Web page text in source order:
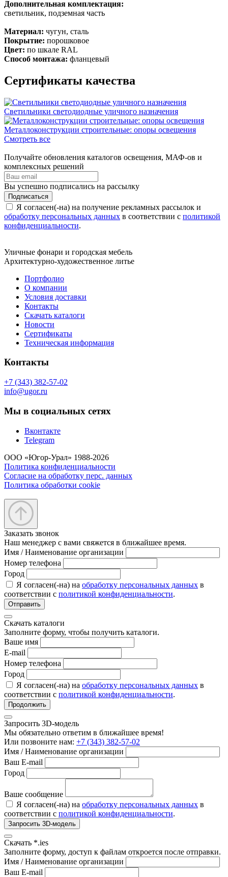
Дополнительная комплектация:
светильник, подземная часть
Материал: чугун, сталь
Покрытие: порошковое
Цвет: по шкале RAL
Способ монтажа: фланцевый
Сертификаты качества
Светильники светодиодные уличного назначения
Металлоконструкции строительные: опоры освещения
Смотреть все
Получайте обновления каталогов освещения, МАФ-ов и
комплексных решений
Вы успешно подписались на рассылку
Подписаться
Я согласен(-на) на получение рекламных рассылок и
обработку персональных данных в соответствии с политикой
конфиденциальности.
Уличные фонари и городская мебель
Архитектурно-художественное литье
Портфолио
О компании
Условия доставки
Контакты
Скачать каталоги
Новости
Сертификаты
Техническая информация
Контакты
+7 (343) 382-57-02
info@ugor.ru
Мы в социальных сетях
Вконтакте
Telegram
ООО «Югор-Урал» 1988-2026
Политика конфиденциальности
Согласие на обработку перс. данных
Политика обработки cookie
Заказать звонок
Наш менеджер с вами свяжется в ближайшее время.
Имя / Наименование организации
Номер телефона
Город
Я согласен(-на) на обработку персональных данных в
соответствии с политикой конфиденциальности.
Отправить
Скачать каталоги
Заполните форму, чтобы получить каталоги.
Ваше имя
E-mail
Номер телефона
Город
Я согласен(-на) на обработку персональных данных в
соответствии с политикой конфиденциальности.
Продолжить
Запросить 3D-модель
Мы обязательно ответим в ближайшее время!
Или позвоните нам: +7 (343) 382-57-02
Имя / Наименование организации
Ваш E-mail
Город
Ваше сообщение
Я согласен(-на) на обработку персональных данных в
соответствии с политикой конфиденциальности.
Запросить 3D-модель
Скачать *.ies
Заполните форму, доступ к файлам откроется после отправки.
Имя / Наименование организации
Ваш E-mail